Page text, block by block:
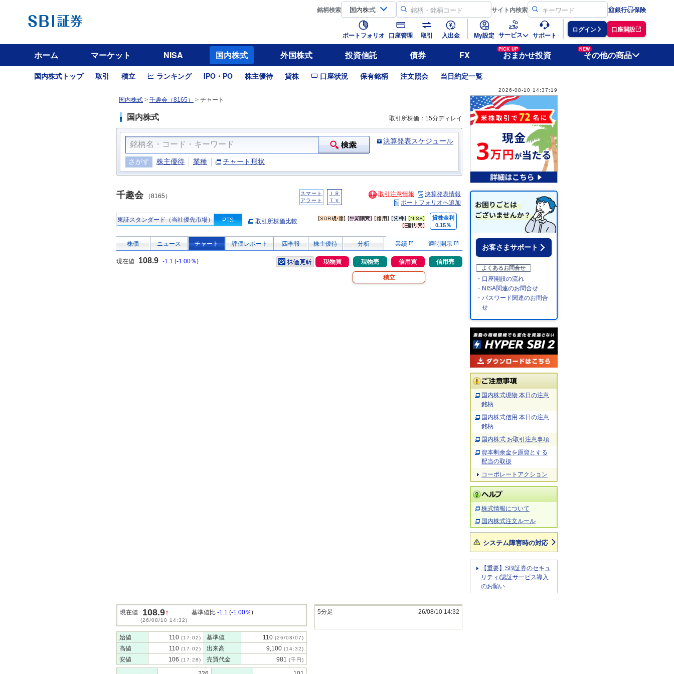
銘柄検索 サイト内検索 銀行 保険
ポートフォリオ 口座管理 取引 入出金 My設定 サービス サポート
ログイン 口座開設
ホーム マーケット NISA 国内株式 外国株式 投資信託 債券 FX
PICK UP
おまかせ投資
NEW
その他の商品
国内株式トップ 取引 積立 ランキング IPO・PO 株主優待 貸株 口座状況 保有銘柄 注文照会 当日約定一覧
2026-08-10 14:37:19
国内株式 > 千趣会（8165） > チャート
国内株式 取引所株価：15分ディレイ
決算発表スケジュール
さがす 株主優待 業種 チャート形状
千趣会（8165）
スマート
アラート
ＩＲ
ＴＶ
取引注意情報
決算発表情報
ポートフォリオへ追加
東証スタンダード（当社優先市場） PTS 取引所株価比較
貸株金利
0.15％
株価 ニュース チャート 評価レポート 四季報 株主優待 分析 業績 適時開示
現在値 108.9 -1.1 (-1.00％) 現物買 現物売 信用買 信用売
積立
現在値 108.9↑
(26/08/10 14:32)
基準値比 -1.1 (-1.00％)
始値 110 (17:02) 基準値 110 (26/08/07)
高値 110 (17:02) 出来高 9,100 (14:32)
安値 106 (17:28) 売買代金 981 (千円)
5分足 26/08/10 14:32
お客さまサポート
よくあるお問合せ
・口座開設の流れ
・NISA関連のお問合せ
・パスワード関連のお問合
せ
国内株式現物 本日の注意
銘柄
国内株式信用 本日の注意
銘柄
国内株式 お取引注意事項
資本剰余金を原資とする
配当の取扱
コーポレートアクション
株式情報について
国内株式注文ルール
システム障害時の対応
【重要】SBI証券のセキュ
リティ/認証サービス導入
のお願い